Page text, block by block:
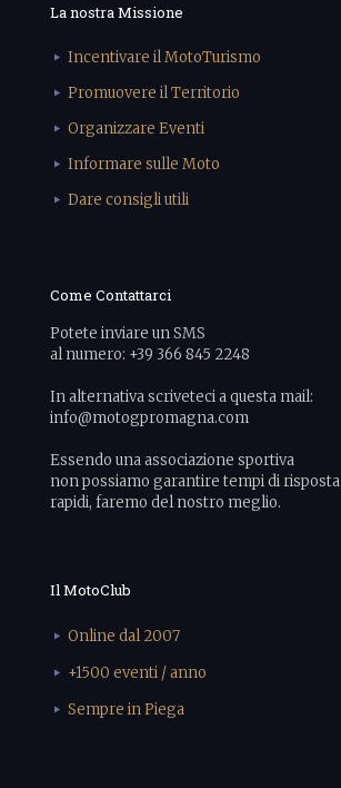
La nostra Missione
Incentivare il MotoTurismo
Promuovere il Territorio
Organizzare Eventi
Informare sulle Moto
Dare consigli utili
Come Contattarci
Potete inviare un SMS
al numero: +39 366 845 2248
In alternativa scriveteci a questa mail:
info@motogpromagna.com
Essendo una associazione sportiva
non possiamo garantire tempi di risposta
rapidi, faremo del nostro meglio.
Il MotoClub
Online dal 2007
+1500 eventi / anno
Sempre in Piega